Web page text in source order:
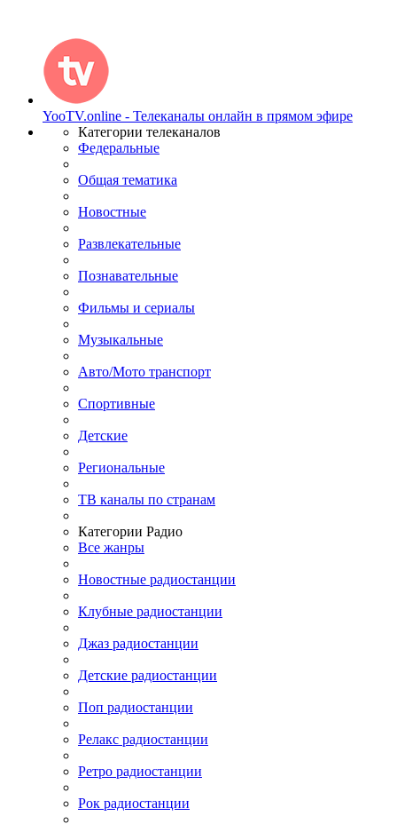
YooTV.online - Телеканалы онлайн в прямом эфире
Категории телеканалов
Федеральные
Общая тематика
Новостные
Развлекательные
Познавательные
Фильмы и сериалы
Музыкальные
Авто/Мото транспорт
Спортивные
Детские
Региональные
ТВ каналы по странам
Категории Радио
Все жанры
Новостные радиостанции
Клубные радиостанции
Джаз радиостанции
Детские радиостанции
Поп радиостанции
Релакс радиостанции
Ретро радиостанции
Рок радиостанции